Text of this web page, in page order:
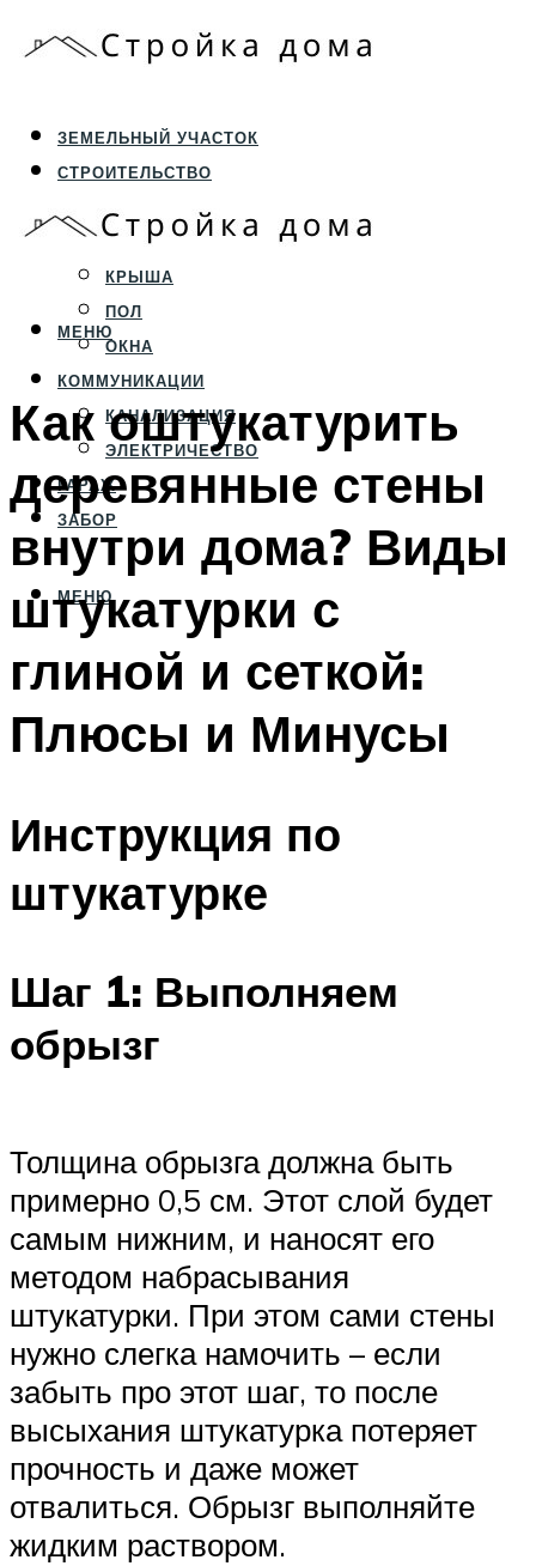
ЗЕМЕЛЬНЫЙ УЧАСТОК
СТРОИТЕЛЬСТВО
ФУНДАМЕНТ И ЦОКОЛЬ
ПЕРЕКРЫТИЯ И СТЕНЫ
КРЫША
ПОЛ
ОКНА
КОММУНИКАЦИИ
КАНАЛИЗАЦИЯ
ЭЛЕКТРИЧЕСТВО
ГАРАЖ
ЗАБОР
МЕНЮ
МЕНЮ
Как оштукатурить
деревянные стены
внутри дома? Виды
штукатурки с
глиной и сеткой:
Плюсы и Минусы
Инструкция по
штукатурке
Шаг 1: Выполняем
обрызг
Толщина обрызга должна быть
примерно 0,5 см. Этот слой будет
самым нижним, и наносят его
методом набрасывания
штукатурки. При этом сами стены
нужно слегка намочить – если
забыть про этот шаг, то после
высыхания штукатурка потеряет
прочность и даже может
отвалиться. Обрызг выполняйте
жидким раствором.